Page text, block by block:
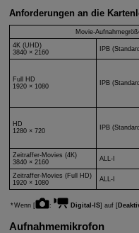
Anforderungen an die
Movie-
4K (UHD)
3840 × 2160
IPB
Full HD
1920 × 1080
IPB
HD
1280 × 720
IPB
Zeitraffer-Movies (4K)
3840 × 2160
ALL-I
Zeitraffer-Movies (Full HD)
1920 × 1080
ALL-I
Wenn [ : Digital-IS] auf [
Aufnahmemikrofon